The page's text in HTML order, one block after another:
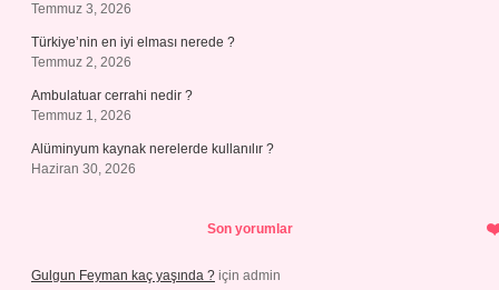
Temmuz 3, 2026
Türkiye’nin en iyi elması nerede ?
Temmuz 2, 2026
Ambulatuar cerrahi nedir ?
Temmuz 1, 2026
Alüminyum kaynak nerelerde kullanılır ?
Haziran 30, 2026
Son yorumlar
Gulgun Feyman kaç yaşında ? için admin